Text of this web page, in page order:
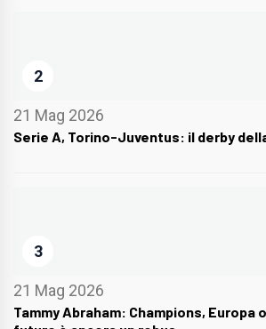
2
21 Mag 2026
Serie A, Torino-Juventus: il derby
3
21 Mag 2026
Tammy Abraham: Champions, Europa